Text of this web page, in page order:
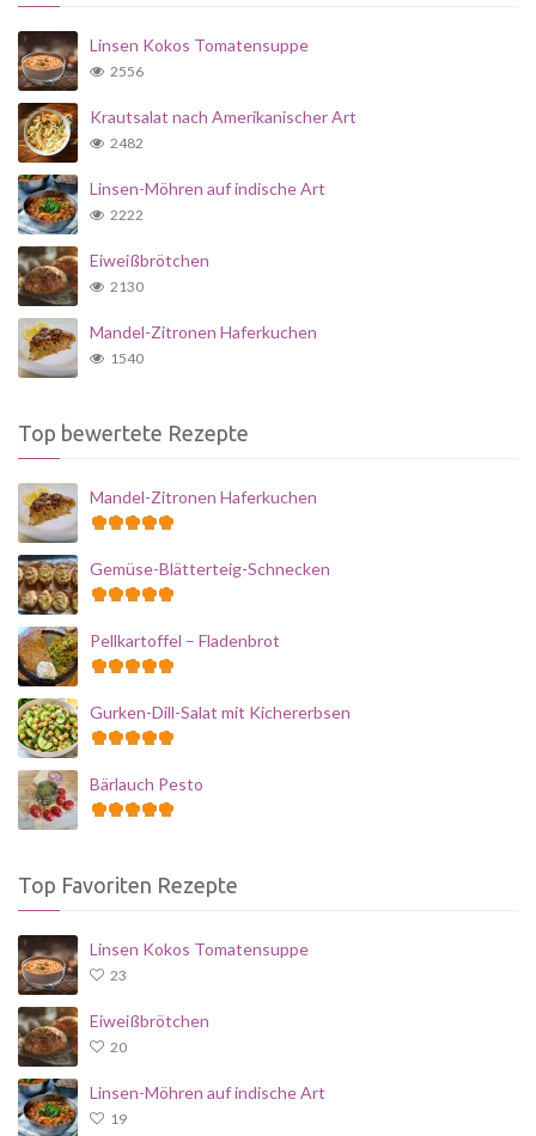
Linsen Kokos Tomatensuppe
2556
Krautsalat nach Amerikanischer Art
2482
Linsen-Möhren auf indische Art
2222
Eiweißbrötchen
2130
Mandel-Zitronen Haferkuchen
1540
Top bewertete Rezepte
Mandel-Zitronen Haferkuchen
Gemüse-Blätterteig-Schnecken
Pellkartoffel – Fladenbrot
Gurken-Dill-Salat mit Kichererbsen
Bärlauch Pesto
Top Favoriten Rezepte
Linsen Kokos Tomatensuppe
23
Eiweißbrötchen
20
Linsen-Möhren auf indische Art
19